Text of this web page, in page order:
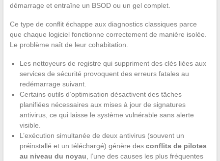
démarrage et entraîne un BSOD ou un gel complet.
Ce type de conflit échappe aux diagnostics classiques parce
que chaque logiciel fonctionne correctement de manière isolée.
Le problème naît de leur cohabitation.
Les nettoyeurs de registre qui suppriment des clés liées aux
services de sécurité provoquent des erreurs fatales au
redémarrage suivant.
Certains outils d’optimisation désactivent des tâches
planifiées nécessaires aux mises à jour de signatures
antivirus, ce qui laisse le système vulnérable sans alerte
visible.
L’exécution simultanée de deux antivirus (souvent un
préinstallé et un téléchargé) génère des conflits de pilotes
au niveau du noyau, l’une des causes les plus fréquentes